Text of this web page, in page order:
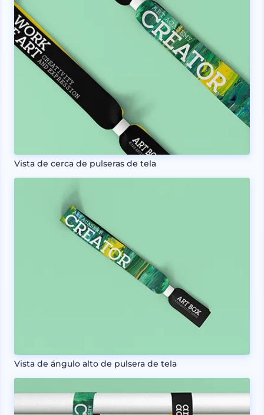
Vista de cerca de pulseras de tela
Vista de ángulo alto de pulsera de tela